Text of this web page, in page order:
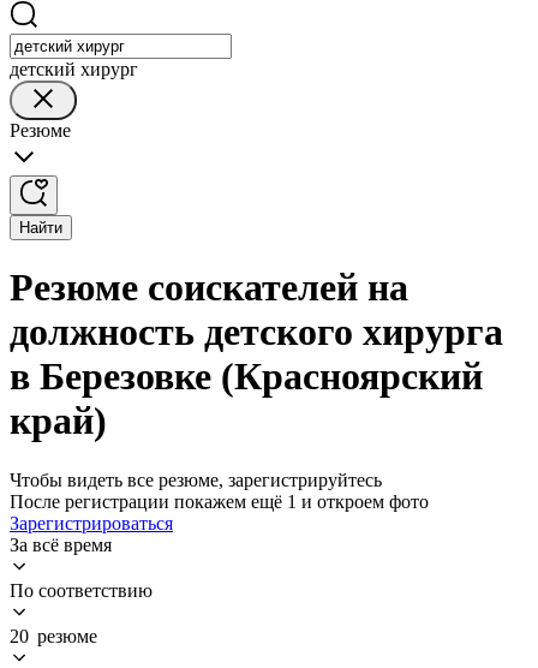
детский хирург
Резюме
Найти
Резюме соискателей на
должность детского хирурга
в Березовке (Красноярский
край)
Чтобы видеть все резюме, зарегистрируйтесь
После регистрации покажем ещё 1 и откроем фото
Зарегистрироваться
За всё время
По соответствию
20 резюме